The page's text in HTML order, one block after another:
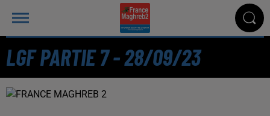
LGF PARTIE 7 - 28/09/23